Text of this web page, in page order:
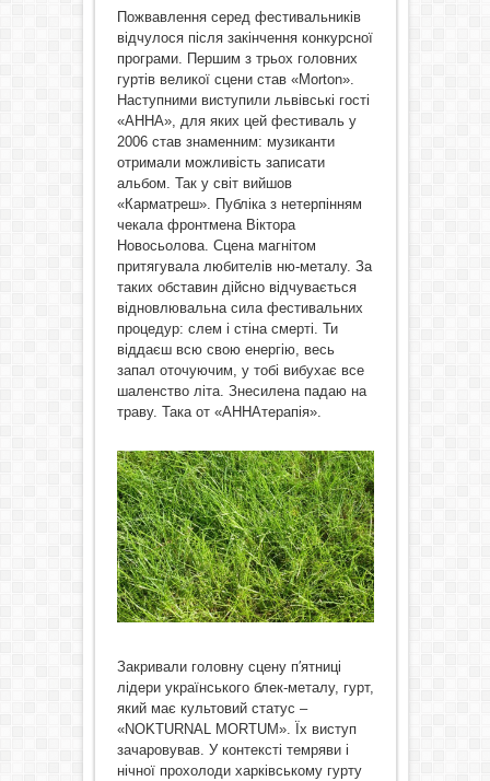
Пожвавлення серед фестивальників
відчулося після закінчення конкурсної
програми. Першим з трьох головних
гуртів великої сцени став «Morton».
Наступними виступили львівські гості
«АННА», для яких цей фестиваль у
2006 став знаменним: музиканти
отримали можливість записати
альбом. Так у світ вийшов
«Карматреш». Публіка з нетерпінням
чекала фронтмена Віктора
Новосьолова. Сцена магнітом
притягувала любителів ню-металу. За
таких обставин дійсно відчувається
відновлювальна сила фестивальних
процедур: слем і стіна смерті. Ти
віддаєш всю свою енергію, весь
запал оточуючим, у тобі вибухає все
шаленство літа. Знесилена падаю на
траву. Така от «АННАтерапія».
Закривали головну сцену п′ятниці
лідери українського блек-металу, гурт,
який має культовий статус –
«NOKTURNAL MORTUM». Їх виступ
зачаровував. У контексті темряви і
нічної прохолоди харківському гурту